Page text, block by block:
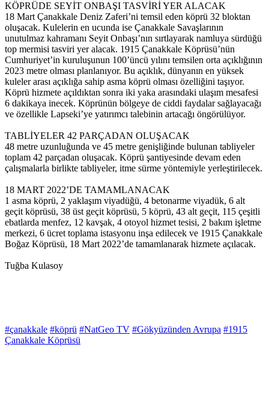
KÖPRÜDE SEYİT ONBAŞI TASVİRİ YER ALACAK
18 Mart Çanakkale Deniz Zaferi’ni temsil eden köprü 32 bloktan
oluşacak. Kulelerin en ucunda ise Çanakkale Savaşlarının
unutulmaz kahramanı Seyit Onbaşı’nın sırtlayarak namluya sürdüğü
top mermisi tasviri yer alacak. 1915 Çanakkale Köprüsü’nün
Cumhuriyet’in kuruluşunun 100’üncü yılını temsilen orta açıklığının
2023 metre olması planlanıyor. Bu açıklık, dünyanın en yüksek
kuleler arası açıklığa sahip asma köprü olması özelliğini taşıyor.
Köprü hizmete açıldıktan sonra iki yaka arasındaki ulaşım mesafesi
6 dakikaya inecek. Köprünün bölgeye de ciddi faydalar sağlayacağı
ve özellikle Lapseki’ye yatırımcı talebinin artacağı öngörülüyor.
TABLİYELER 42 PARÇADAN OLUŞACAK
48 metre uzunluğunda ve 45 metre genişliğinde bulunan tabliyeler
toplam 42 parçadan oluşacak. Köprü şantiyesinde devam eden
çalışmalarla birlikte tabliyeler, itme sürme yöntemiyle yerleştirilecek.
18 MART 2022’DE TAMAMLANACAK
1 asma köprü, 2 yaklaşım viyadüğü, 4 betonarme viyadük, 6 alt
geçit köprüsü, 38 üst geçit köprüsü, 5 köprü, 43 alt geçit, 115 çeşitli
ebatlarda menfez, 12 kavşak, 4 otoyol hizmet tesisi, 2 bakım işletme
merkezi, 6 ücret toplama istasyonu inşa edilecek ve 1915 Çanakkale
Boğaz Köprüsü, 18 Mart 2022’de tamamlanarak hizmete açılacak.
Tuğba Kulasoy
#çanakkale #köprü #NatGeo TV #Gökyüzünden Avrupa #1915
Çanakkale Köprüsü